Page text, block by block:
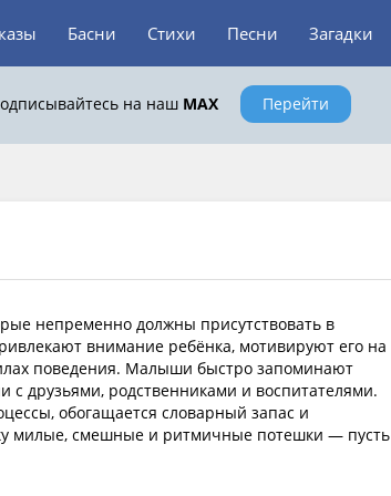
Басни Стихи Песни Загадки
на наш MAX Перейти
непременно должны присутствовать в
внимание ребёнка, мотивируют его на
поведения. Малыши быстро запоминают
друзьями, родственниками и воспитателями.
обогащается словарный запас и
милые, смешные и ритмичные потешки — пусть